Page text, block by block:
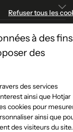
Refuser tous les
à des fins
des
des services
ainsi que Hotjar
cookies pour
ainsi que
des visiteurs du site.